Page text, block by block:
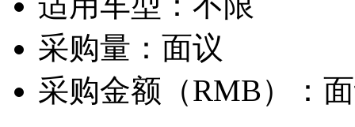
采购量： 面议
采购金额（RMB）：